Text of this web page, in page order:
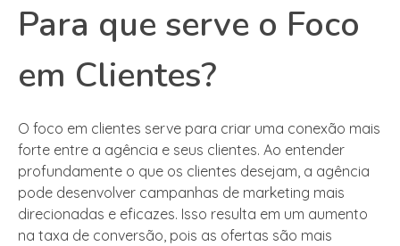
Para que serve o Foco
em Clientes?
O foco em clientes serve para criar uma conexão mais
forte entre a agência e seus clientes. Ao entender
profundamente o que os clientes desejam, a agência
pode desenvolver campanhas de marketing mais
direcionadas e eficazes. Isso resulta em um aumento
na taxa de conversão, pois as ofertas são mais